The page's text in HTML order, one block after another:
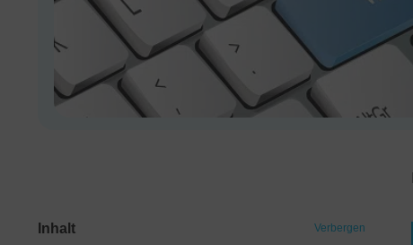
Inhalt Verbergen